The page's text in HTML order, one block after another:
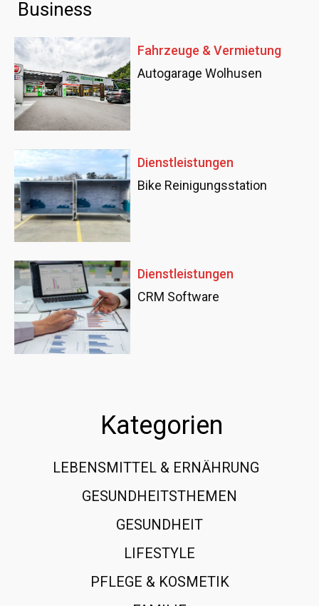
Business
Fahrzeuge & Vermietung
Autogarage Wolhusen
Dienstleistungen
Bike Reinigungsstation
Dienstleistungen
CRM Software
Kategorien
LEBENSMITTEL & ERNÄHRUNG
GESUNDHEITSTHEMEN
GESUNDHEIT
LIFESTYLE
PFLEGE & KOSMETIK